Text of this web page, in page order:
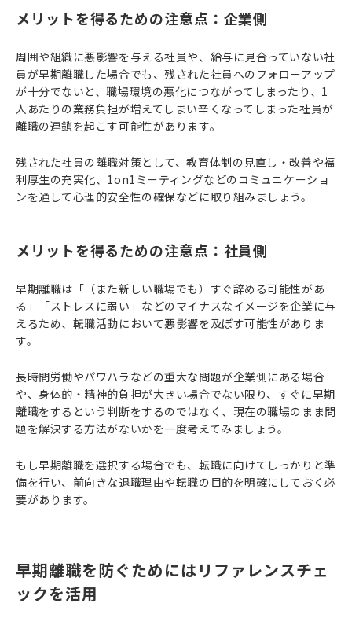
メリットを得るための注意点：企業側
周囲や組織に悪影響を与える社員や、給与に見合っていない社
員が早期離職した場合でも、残された社員へのフォローアップ
が十分でないと、職場環境の悪化につながってしまったり、1
人あたりの業務負担が増えてしまい辛くなってしまった社員が
離職の連鎖を起こす可能性があります。
残された社員の離職対策として、教育体制の見直し・改善や福
利厚生の充実化、1on1ミーティングなどのコミュニケーショ
ンを通して心理的安全性の確保などに取り組みましょう。
メリットを得るための注意点：社員側
早期離職は「（また新しい職場でも）すぐ辞める可能性があ
る」「ストレスに弱い」などのマイナスなイメージを企業に与
えるため、転職活動において悪影響を及ぼす可能性がありま
す。
長時間労働やパワハラなどの重大な問題が企業側にある場合
や、身体的・精神的負担が大きい場合でない限り、すぐに早期
離職をするという判断をするのではなく、現在の職場のまま問
題を解決する方法がないかを一度考えてみましょう。
もし早期離職を選択する場合でも、転職に向けてしっかりと準
備を行い、前向きな退職理由や転職の目的を明確にしておく必
要があります。
早期離職を防ぐためにはリファレンスチェ
ックを活用